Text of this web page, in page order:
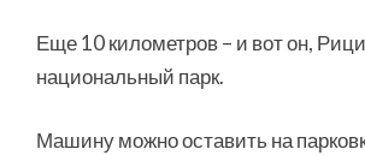
Еще 10 километров – и вот он,
национальный парк.
Машину можно оставить на